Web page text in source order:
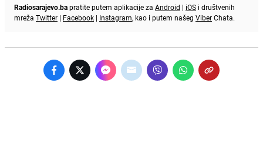
Radiosarajevo.bapratite putem aplikacije za Android | iOS i društvenih
mreža Twitter | Facebook | Instagram, kao i putem našeg ViberChata.